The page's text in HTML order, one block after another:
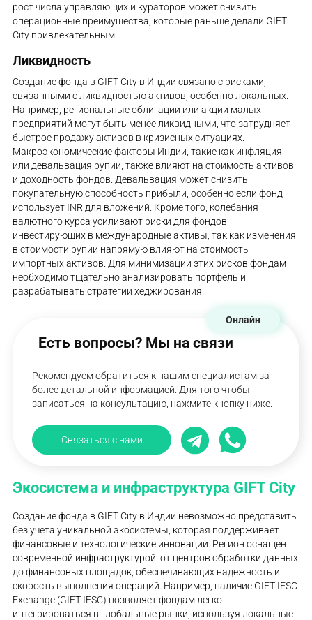
рост числа управляющих и кураторов может снизить
операционные преимущества, которые раньше делали GIFT
City привлекательным.
Ликвидность
Создание фонда в GIFT City в Индии связано с рисками,
связанными с ликвидностью активов, особенно локальных.
Например, региональные облигации или акции малых
предприятий могут быть менее ликвидными, что затрудняет
быстрое продажу активов в кризисных ситуациях.
Макроэкономические факторы Индии, такие как инфляция
или девальвация рупии, также влияют на стоимость активов
и доходность фондов. Девальвация может снизить
покупательную способность прибыли, особенно если фонд
использует INR для вложений. Кроме того, колебания
валютного курса усиливают риски для фондов,
инвестирующих в международные активы, так как изменения
в стоимости рупии напрямую влияют на стоимость
импортных активов. Для минимизации этих рисков фондам
необходимо тщательно анализировать портфель и
разрабатывать стратегии хеджирования.
Есть вопросы? Мы на связи
Рекомендуем обратиться к нашим специалистам за
более детальной информацией. Для того чтобы
записаться на консультацию, нажмите кнопку ниже.
Связаться с нами
Онлайн
Экосистема и инфраструктура GIFT City
Создание фонда в GIFT City в Индии невозможно представить
без учета уникальной экосистемы, которая поддерживает
финансовые и технологические инновации. Регион оснащен
современной инфраструктурой: от центров обработки данных
до финансовых площадок, обеспечивающих надежность и
скорость выполнения операций. Например, наличие GIFT IFSC
Exchange (GIFT IFSC) позволяет фондам легко
интегрироваться в глобальные рынки, используя локальные